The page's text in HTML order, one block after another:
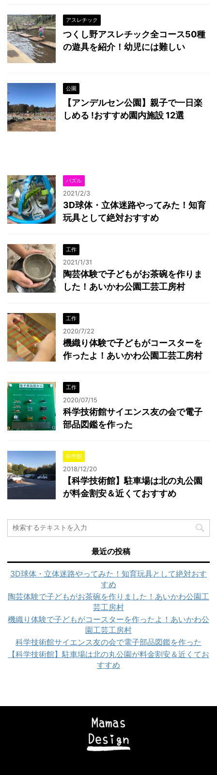
アスレチック
つくし野アスレチック全コース50種
の遊具を紹介！幼児には難しい
公園
【アンデルセン公園】親子で一日楽
しめる !おすすめ園内施設 12選
パズル
2021/2/3
3D球体・立体迷路やってみた！知育
玩具として絶対おすすめ
工作
2021/1/31
陶芸体験で子どもがお茶碗を作りま
した！あいかわ公園工芸工房村
工作
2020/7/22
機織り体験で子どもがコースターを
作ったよ！あいかわ公園工芸工房村
工作
2020/07/15
科学技術館サイエンス友の会で電子
部品図鑑を作った
科学館
2018/12/20
【科学技術館】駐車場は北の丸公園
が料金割安＆近くておすすめ
最近の投稿
3D球体・立体迷路やってみた！知育玩具として絶対おす
すめ
陶芸体験で子どもがお茶碗を作りました！あいかわ公園工
芸工房村
機織り体験で子どもがコースターを作ったよ！あいかわ公
園工芸工房村
科学技術館サイエンス友の会で電子部品図鑑を作った
【科学技術館】駐車場は北の丸公園が料金割安＆近くてお
すすめ